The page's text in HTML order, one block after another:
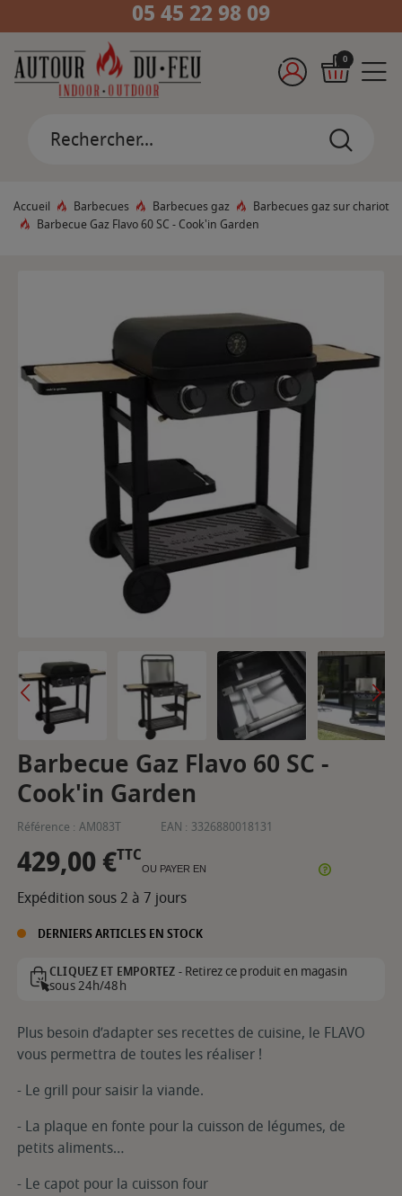
05 45 22 98 09
0
Accueil Barbecues Barbecues gaz
Barbecues gaz sur chariot
Barbecue Gaz Flavo 60 SC - Cook'in Garden
Barbecue Gaz Flavo 60 SC -
Cook'in Garden
Référence : AM083T EAN : 3326880018131
429,00 €TTC
OU PAYER EN
Expédition sous 2 à 7 jours
DERNIERS ARTICLES EN STOCK
CLIQUEZ ET EMPORTEZ -Retirez ce produit en magasin
sous 24h/48h
Plus besoin d’adapter ses recettes de cuisine, le FLAVO
vous permettra de toutes les réaliser !
- Le grill pour saisir la viande.
- La plaque en fonte pour la cuisson de légumes, de
petits aliments…
- Le capot pour la cuisson four